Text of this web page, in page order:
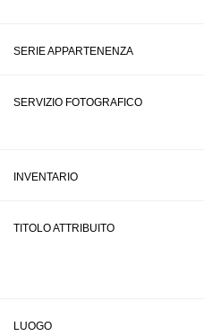
SERIE APPARTENENZA
SERVIZIO FOTOGRAFICO
INVENTARIO
TITOLO ATTRIBUITO
LUOGO